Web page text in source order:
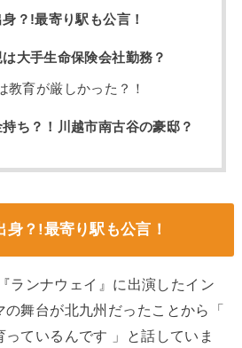
？!最寄り駅も公言！
は大手生命保険会社勤務？
教育が厳しかった？！
ち？！川越市南古谷の豪邸？
？!最寄り駅も公言！
ランナウェイ』に出演したイン
の舞台が北九州だったことから「
ているんです 」と話していま